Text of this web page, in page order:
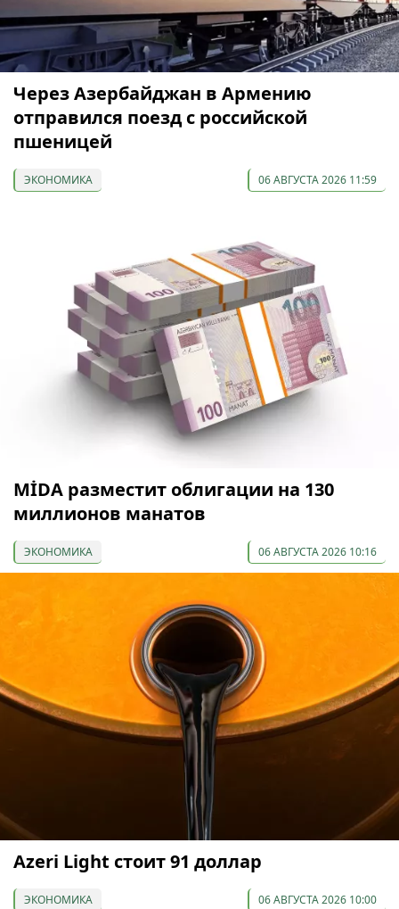
Через Азербайджан в Армению
отправился поезд с российской
пшеницей
ЭКОНОМИКА 06 АВГУСТА 2026 11:59
МİDA разместит облигации на 130
миллионов манатов
ЭКОНОМИКА 06 АВГУСТА 2026 10:16
Azeri Light стоит 91 доллар
ЭКОНОМИКА 06 АВГУСТА 2026 10:00